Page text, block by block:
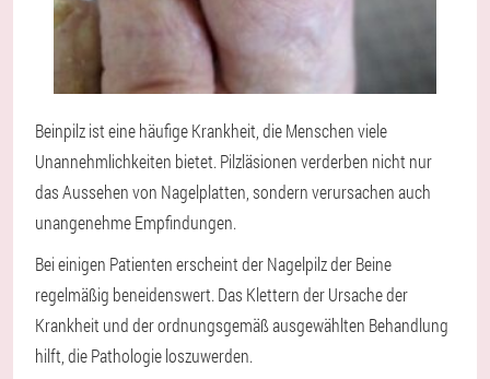
Beinpilz ist eine häufige Krankheit, die Menschen viele
Unannehmlichkeiten bietet. Pilzläsionen verderben nicht nur
das Aussehen von Nagelplatten, sondern verursachen auch
unangenehme Empfindungen.
Bei einigen Patienten erscheint der Nagelpilz der Beine
regelmäßig beneidenswert. Das Klettern der Ursache der
Krankheit und der ordnungsgemäß ausgewählten Behandlung
hilft, die Pathologie loszuwerden.